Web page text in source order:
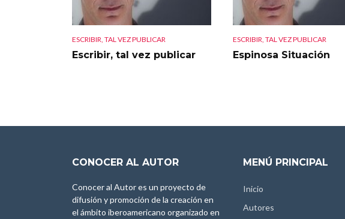
ESCRIBIR, TAL VEZ PUBLICAR
Escribir, tal vez publicar
ESCRIBIR, TAL VEZ PUBLICAR
Espinosa Situación
CONOCER AL AUTOR
Conocer al Autor es un proyecto de
difusión y promoción de la creación en
el ámbito iberoamericano organizado en
MENÚ PRINCIPAL
Inicio
Autores